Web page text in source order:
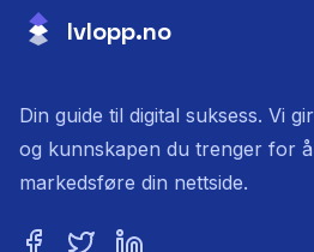
lvlopp.no
Din guide til digital suksess. Vi
og kunnskapen du trenger for
markedsføre din nettside.